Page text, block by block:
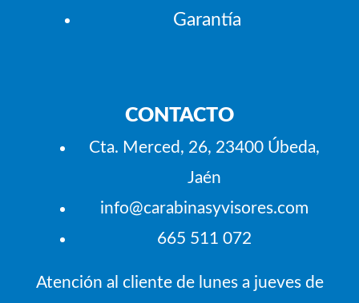
Garantía
CONTACTO
Cta. Merced, 26, 23400 Úbeda,
Jaén
info@carabinasyvisores.com
665 511 072
Atención al cliente de lunes a jueves de